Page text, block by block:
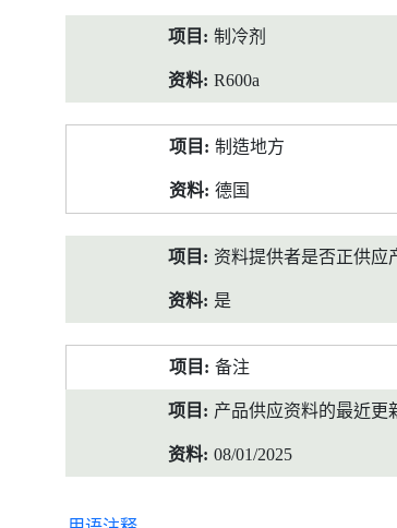
制冷剂
R600a
制造地方
德国
资料提供者是否正供应
是
备注
产品供应资料的最近更
08/01/2025